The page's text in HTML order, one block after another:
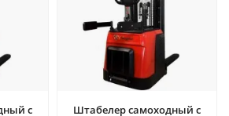
с Штабелер самоходный с